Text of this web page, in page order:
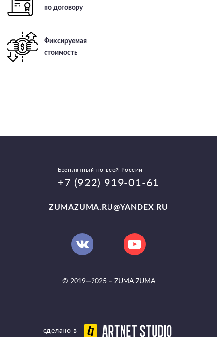
по договору
Фиксируемая
стоимость
Бесплатный по всей России
+7 (922) 919-01-61
ZUMAZUMA.RU@YANDEX.RU
© 2019—2025 – ZUMA ZUMA
сделано в